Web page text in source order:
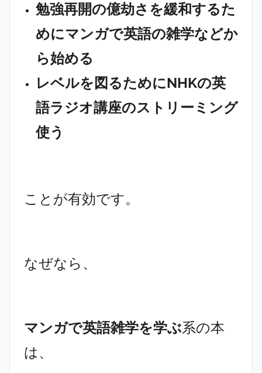
勉強再開の億劫さを緩和するた
めにマンガで英語の雑学などか
ら始める
レベルを図るためにNHKの英
語ラジオ講座のストリーミング
使う
ことが有効です。
なぜなら、
マンガで英語雑学を学ぶ系の本
は、